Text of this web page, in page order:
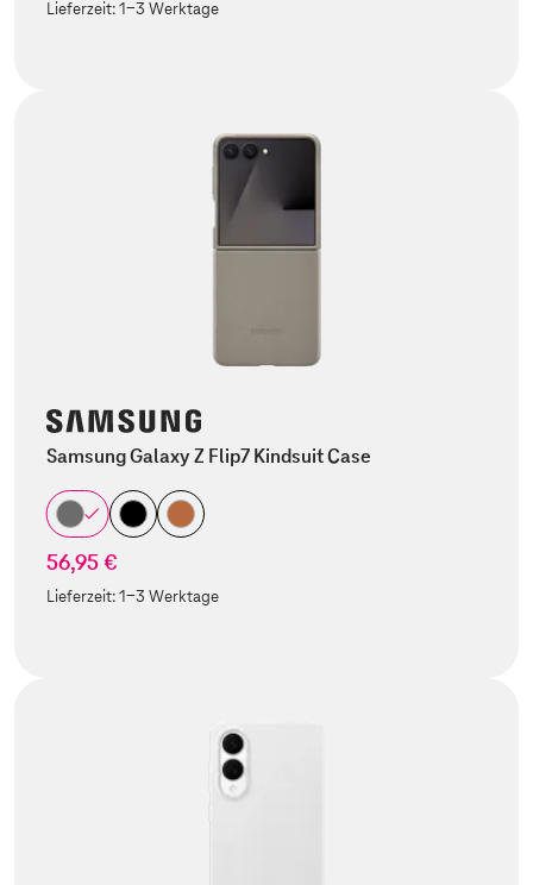
Lieferzeit:1-3 Werktage
Samsung Galaxy Z Flip7 Kindsuit Case
56,95 €
Lieferzeit:1-3 Werktage